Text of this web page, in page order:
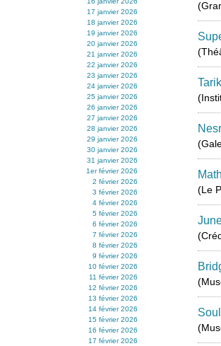
17 janvier 2026
18 janvier 2026
19 janvier 2026
20 janvier 2026
21 janvier 2026
22 janvier 2026
23 janvier 2026
24 janvier 2026
25 janvier 2026
26 janvier 2026
27 janvier 2026
28 janvier 2026
29 janvier 2026
30 janvier 2026
31 janvier 2026
1er février 2026
2 février 2026
3 février 2026
4 février 2026
5 février 2026
6 février 2026
7 février 2026
8 février 2026
9 février 2026
10 février 2026
11 février 2026
12 février 2026
13 février 2026
14 février 2026
15 février 2026
16 février 2026
17 février 2026
(Le